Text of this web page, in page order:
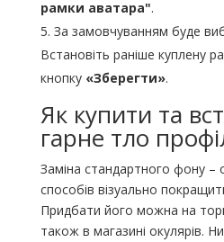
рамки аватара".
За замовчуванням буде
Встановіть раніше куплену
кнопку «Зберегти».
Як купити та
гарне тло
Заміна стандартного фону –
способів візуально
Придбати його можна на
також в магазині окулярів.